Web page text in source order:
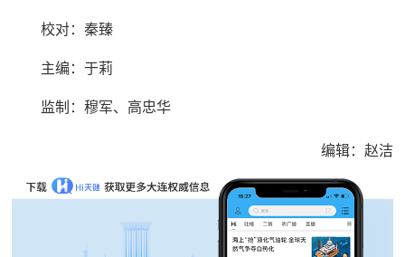
校对：秦臻
主编：于莉
监制：穆军、高忠华
编辑：赵洁